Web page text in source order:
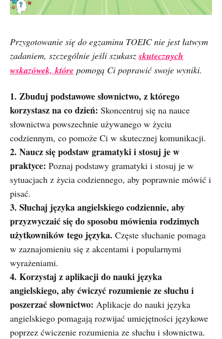
Przygotowanie się do egzaminu TOEIC nie jest łatwym
zadaniem, szczególnie jeśli szukaszskutecznych
wskazówek, które pomogą Ci poprawić swoje wyniki.
1. Zbuduj podstawowe słownictwo, z którego
korzystasz na co dzień: Skoncentruj się na nauce
słownictwa powszechnie używanego w życiu
codziennym, co pomoże Ci w skutecznej komunikacji.
2. Naucz się podstaw gramatyki i stosuj je w
praktyce: Poznaj podstawy gramatyki i stosuj je w
sytuacjach z życia codziennego, aby poprawnie mówić i
pisać.
3. Słuchaj języka angielskiego codziennie, aby
przyzwyczaić się do sposobu mówienia rodzimych
użytkowników tego języka. Częste słuchanie pomaga
w zaznajomieniu się z akcentami i popularnymi
wyrażeniami.
4. Korzystaj z aplikacji do nauki języka
angielskiego, aby ćwiczyć rozumienie ze słuchu i
poszerzać słownictwo: Aplikacje do nauki języka
angielskiego pomagają rozwijać umiejętności językowe
poprzez ćwiczenie rozumienia ze słuchu i słownictwa.